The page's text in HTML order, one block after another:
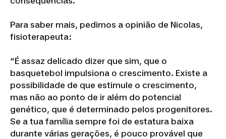
Para saber mais, pedimos a opinião de Nicolas,
fisioterapeuta:
“É assaz delicado dizer que sim, que o
basquetebol impulsiona o crescimento. Existe a
possibilidade de que estimule o crescimento,
mas não ao ponto de ir além do potencial
genético, que é determinado pelos progenitores.
Se a tua família sempre foi de estatura baixa
durante várias gerações, é pouco provável que